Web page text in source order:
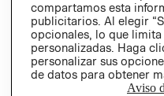
compartamos esta
publicitarios. Al elegir
opcionales, lo que
personalizadas. Haga
personalizar sus
de datos para obtener
Aviso